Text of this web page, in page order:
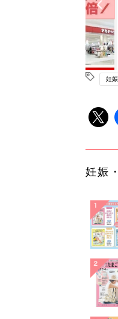
妊
妊娠